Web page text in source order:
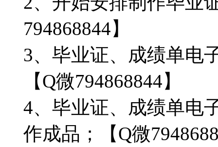
794868844】
3、毕业证、成绩单电
【Q微794868844】
4、毕业证、成绩单电
作成品；【Q微